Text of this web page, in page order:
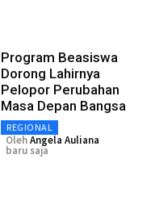
Program Beasiswa
Dorong Lahirnya
Pelopor Perubahan
Masa Depan Bangsa
REGIONAL
OlehAngela Auliana
baru saja